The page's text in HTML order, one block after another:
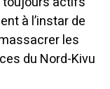
à l’instar de
les
du Nord-Kivu